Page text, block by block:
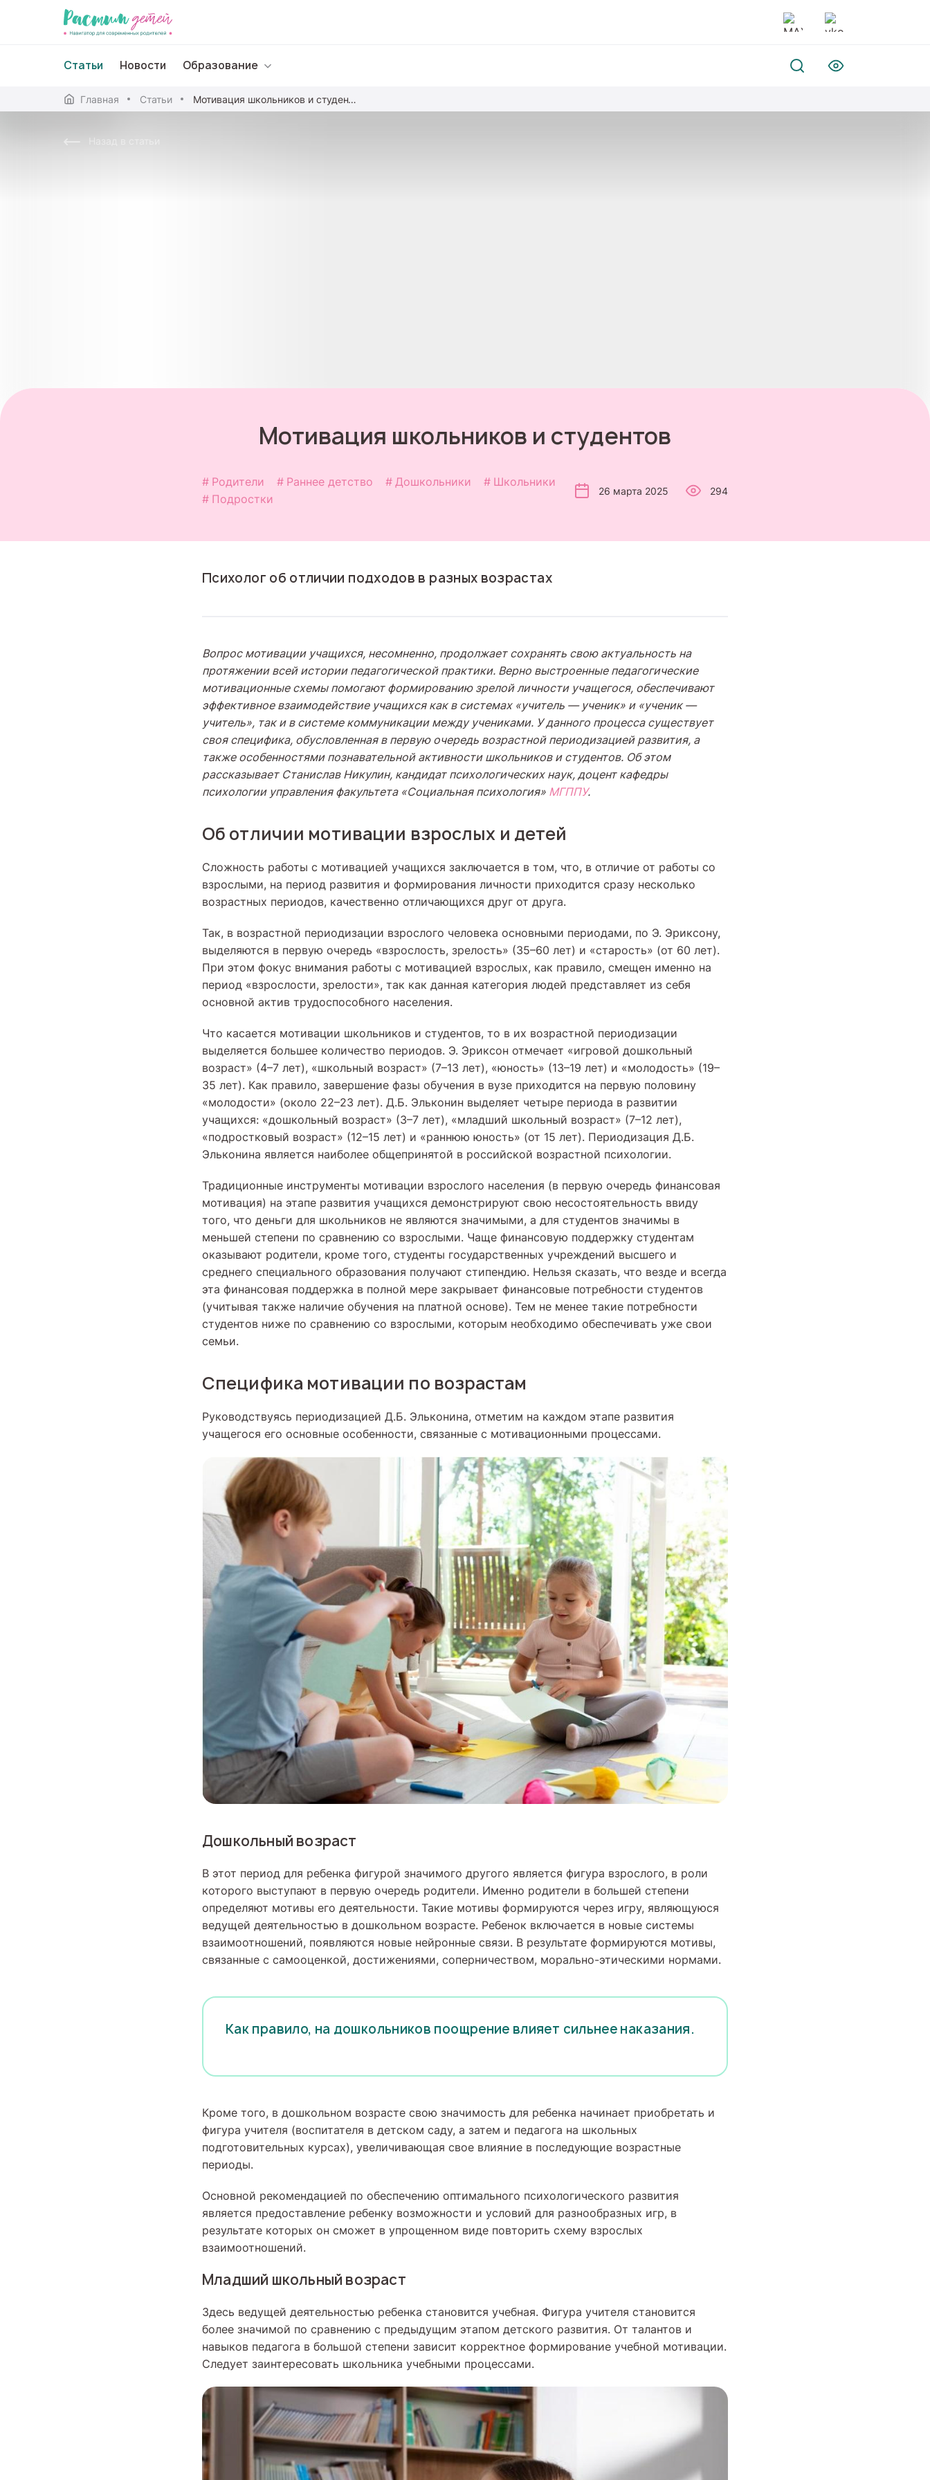
Статьи Новости Образование
Главная Статьи Мотивация школьников и студентов
Назад в статьи
Мотивация школьников и студентов
Родители Раннее детство Дошкольники
Школьники
Подростки
26 марта 2025 294
Психолог об отличии подходов в разных возрастах
Вопрос мотивации учащихся, несомненно, продолжает сохранять свою актуальность на
протяжении всей истории педагогической практики. Верно выстроенные педагогические
мотивационные схемы помогают формированию зрелой личности учащегося, обеспечивают
эффективное взаимодействие учащихся как в системах «учитель — ученик» и «ученик—
учитель», так и в системе коммуникации между учениками. У данного процесса существует
своя специфика, обусловленная в первую очередь возрастной периодизацией развития, а
также особенностями познавательной активности школьников и студентов. Об этом
рассказывает Станислав Никулин, кандидат психологических наук,доцент кафедры
психологии управления факультета «Социальная психология» МГППУ.
Об отличии мотивации взрослых и детей
Сложность работы с мотивацией учащихся заключается в том, что, в отличие от работы со
взрослыми, на период развития и формирования личности приходится сразу несколько
возрастных периодов, качественно отличающихся друг от друга.
Так, в возрастной периодизации взрослого человека основными периодами, по Э. Эриксону,
выделяются в первую очередь «взрослость, зрелость» (35–60 лет) и «старость» (от 60 лет).
При этом фокус внимания работы с мотивацией взрослых, как правило, смещен именно на
период «взрослости, зрелости», так как данная категория людей представляет из себя
основной актив трудоспособного населения.
Что касается мотивации школьников и студентов, то в их возрастной периодизации
выделяется большее количество периодов. Э. Эриксон отмечает «игровой дошкольный
возраст» (4–7 лет), «школьный возраст» (7–13 лет), «юность» (13–19 лет) и «молодость» (19–
35 лет). Как правило, завершение фазы обучения в вузе приходится на первую половину
«молодости» (около 22–23 лет). Д.Б. Эльконин выделяет четыре периода в развитии
учащихся: «дошкольный возраст» (3–7 лет), «младший школьный возраст» (7–12 лет),
«подростковый возраст» (12–15 лет) и «раннюю юность» (от 15 лет). Периодизация Д.Б.
Эльконина является наиболее общепринятой в российской возрастной психологии.
Традиционные инструменты мотивации взрослого населения (в первую очередь финансовая
мотивация) на этапе развития учащихся демонстрируют свою несостоятельность ввиду
того, что деньги для школьников не являются значимыми, а для студентов значимы в
меньшей степени по сравнению со взрослыми. Чаще финансовую поддержку студентам
оказывают родители, кроме того, студенты государственных учреждений высшего и
среднего специального образования получают стипендию. Нельзя сказать, что везде и всегда
эта финансовая поддержка в полной мере закрывает финансовые потребности студентов
(учитывая также наличие обучения на платной основе). Тем не менее такие потребности
студентов ниже по сравнению со взрослыми, которым необходимо обеспечивать уже свои
семьи.
Специфика мотивации по возрастам
Руководствуясь периодизацией Д.Б. Эльконина, отметим на каждом этапе развития
учащегося его основные особенности, связанные с мотивационными процессами.
Дошкольный возраст
В этот период для ребенка фигурой значимого другого является фигура взрослого, в роли
которого выступают в первую очередь родители. Именно родители в большей степени
определяют мотивы его деятельности. Такие мотивы формируются через игру, являющуюся
ведущей деятельностью в дошкольном возрасте. Ребенок включается в новые системы
взаимоотношений, появляются новые нейронные связи. В результате формируются мотивы,
связанные с самооценкой, достижениями, соперничеством, морально-этическими нормами.
Как правило, на дошкольников поощрение влияет сильнее наказания.
Кроме того, в дошкольном возрасте свою значимость для ребенка начинает приобретать и
фигура учителя (воспитателя в детском саду, а затем и педагога на школьных
подготовительных курсах), увеличивающая свое влияние в последующие возрастные
периоды.
Основной рекомендацией по обеспечению оптимального психологического развития
является предоставление ребенку возможности и условий для разнообразных игр, в
результате которых он сможет в упрощенном виде повторить схему взрослых
взаимоотношений.
Младший школьный возраст
Здесь ведущей деятельностью ребенка становится учебная. Фигура учителя становится
более значимой по сравнению с предыдущим этапом детского развития. От талантов и
навыков педагога в большой степени зависит корректное формирование учебной мотивации.
Следует заинтересовать школьника учебными процессами.